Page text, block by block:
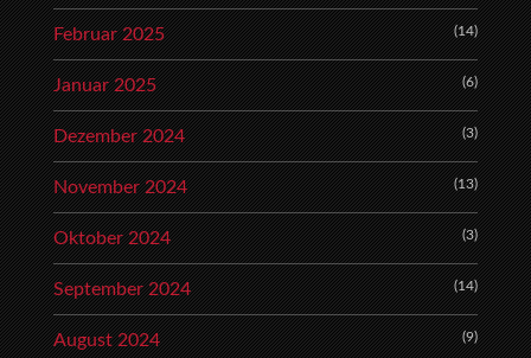
Februar 2025 (14)
Januar 2025 (6)
Dezember 2024 (3)
November 2024 (13)
Oktober 2024 (3)
September 2024 (14)
August 2024 (9)